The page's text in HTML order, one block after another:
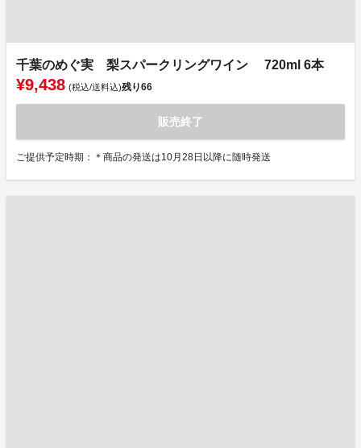
千葉のめぐ実 梨スパークリングワイン 720ml 6本
¥9,438 (税込/送料込)残り66
販売終了
ご提供予定時期：＊商品の発送は10月28日以降に随時発送